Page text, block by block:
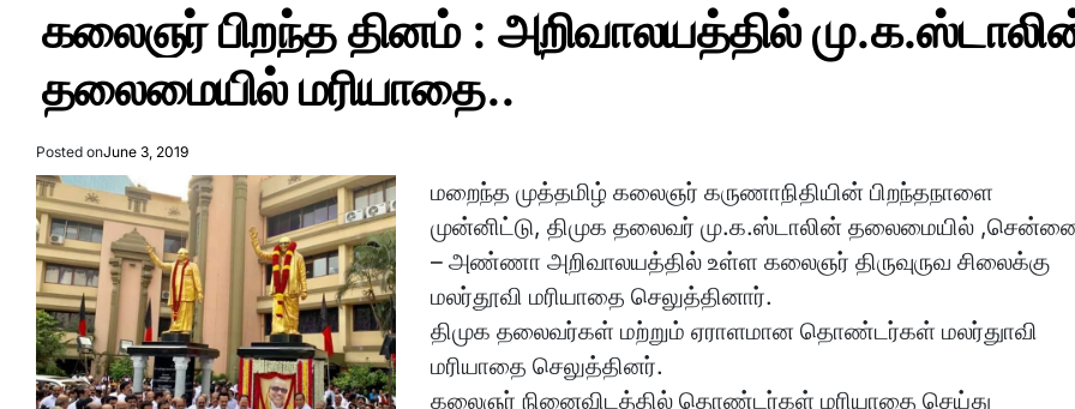
கலைஞர் பிறந்த தினம் : அறிவாலயத்தில்
தலைமையில் மரியாதை..
Posted onJune 3, 2019
மறைந்த முத்தமிழ் கலைஞர் கருணாநிதியின் பிறந்தநாளை
முன்னிட்டு, திமுக தலைவர் மு.க.ஸ்டாலின் தலைமையில்
– அண்ணா அறிவாலயத்தில் உள்ள கலைஞர் திருவுருவ சிலைக்கு
மலர்தூவி மரியாதை செலுத்தினார்.
திமுக தலைவர்கள் மற்றும் ஏராளமான தொண்டர்கள் மலர்துாவி
மரியாதை செலுத்தினர்.
கலைஞர் நினைவிடத்தில் தொண்டர்கள் மரியாதை செய்து